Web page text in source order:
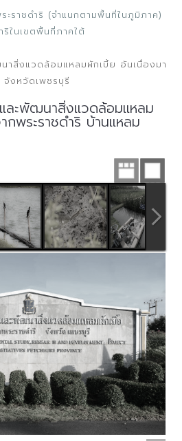
ะราชดำริ (จำแนกตามพื้นที่ในภูมิภาค)
ริในเขตพื้นที่ภาคใต้
าสิ่งแวดล้อมแหลมผักเบี้ย อันเนื่องมา
จังหวัดเพชรบุรี
ละพัฒนาสิ่งแวดล้อมแหลม
กพระราชดำริ บ้านแหลม